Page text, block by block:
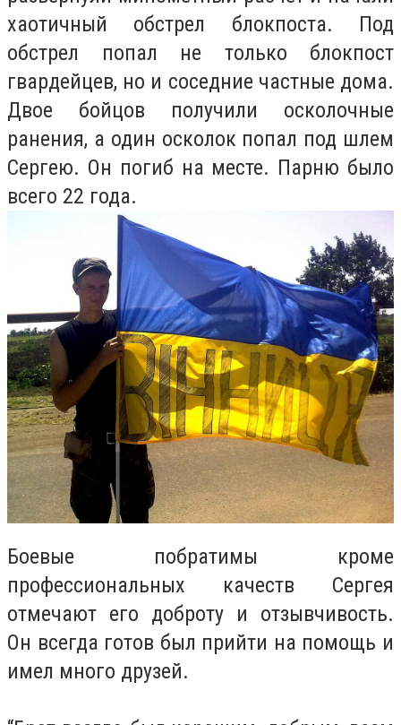
хаотичный обстрел блокпоста. Под
обстрел попал не только блокпост
гвардейцев, но и соседние частные дома.
Двое бойцов получили осколочные
ранения, а один осколок попал под шлем
Сергею. Он погиб на месте. Парню было
всего 22 года.
Боевые побратимы кроме
профессиональных качеств Сергея
отмечают его доброту и отзывчивость.
Он всегда готов был прийти на помощь и
имел много друзей.